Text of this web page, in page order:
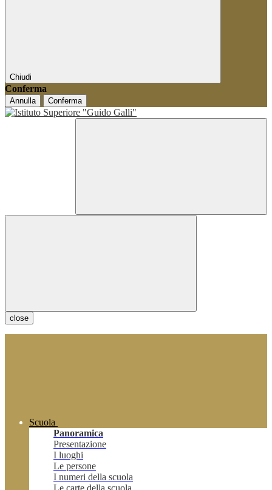
Chiudi
Conferma
Annulla Conferma
close
Scuola
Panoramica
Presentazione
I luoghi
Le persone
I numeri della scuola